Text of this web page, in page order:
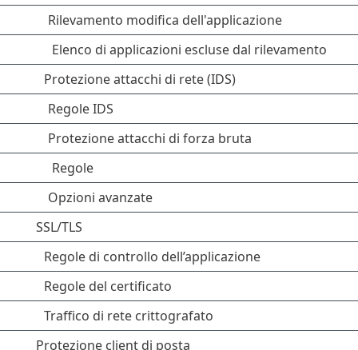
Rilevamento modifica dell'applicazione
Elenco di applicazioni escluse dal rilevamento
Protezione attacchi di rete (IDS)
Regole IDS
Protezione attacchi di forza bruta
Regole
Opzioni avanzate
SSL/TLS
Regole di controllo dell’applicazione
Regole del certificato
Traffico di rete crittografato
Protezione client di posta